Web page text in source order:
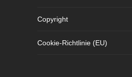
Copyright
Cookie-Richtlinie (EU)